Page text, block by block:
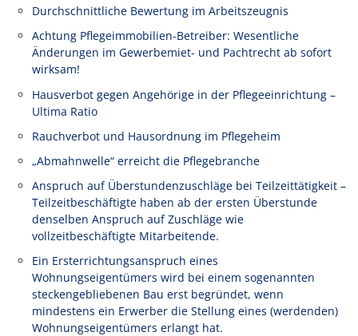
Durchschnittliche Bewertung im Arbeitszeugnis
Achtung Pflegeimmobilien-Betreiber: Wesentliche
Änderungen im Gewerbemiet- und Pachtrecht ab sofort
wirksam!
Hausverbot gegen Angehörige in der Pflegeeinrichtung –
Ultima Ratio
Rauchverbot und Hausordnung im Pflegeheim
„Abmahnwelle“ erreicht die Pflegebranche
Anspruch auf Überstundenzuschläge bei Teilzeittätigkeit –
Teilzeitbeschäftigte haben ab der ersten Überstunde
denselben Anspruch auf Zuschläge wie
vollzeitbeschäftigte Mitarbeitende.
Ein Ersterrichtungsanspruch eines
Wohnungseigentümers wird bei einem sogenannten
steckengebliebenen Bau erst begründet, wenn
mindestens ein Erwerber die Stellung eines (werdenden)
Wohnungseigentümers erlangt hat.